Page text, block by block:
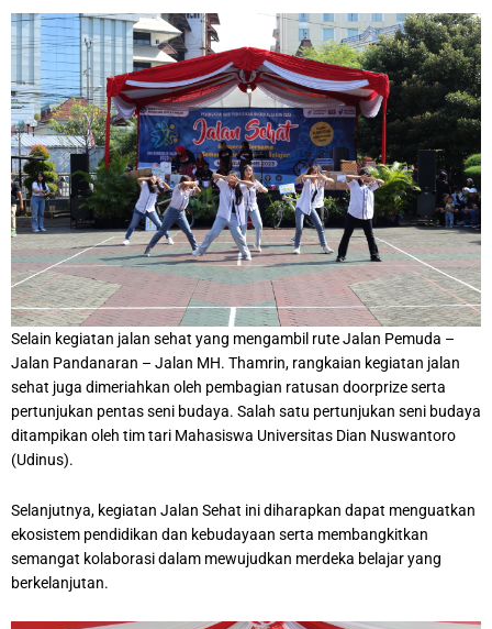
Selain kegiatan jalan sehat yang mengambil rute Jalan Pemuda –
Jalan Pandanaran – Jalan MH. Thamrin, rangkaian kegiatan jalan
sehat juga dimeriahkan oleh pembagian ratusan doorprize serta
pertunjukan pentas seni budaya. Salah satu pertunjukan seni budaya
ditampikan oleh tim tari Mahasiswa Universitas Dian Nuswantoro
(Udinus).
Selanjutnya, kegiatan Jalan Sehat ini diharapkan dapat menguatkan
ekosistem pendidikan dan kebudayaan serta membangkitkan
semangat kolaborasi dalam mewujudkan merdeka belajar yang
berkelanjutan.